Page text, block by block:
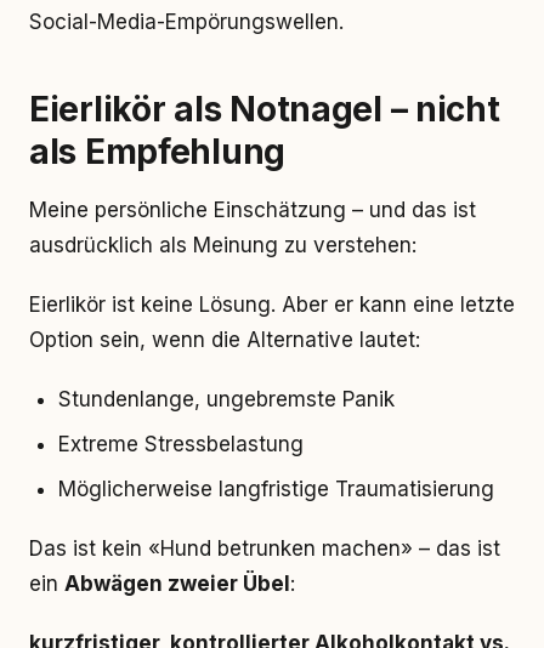
Social-Media-Empörungswellen.
Eierlikör als Notnagel – nicht
als Empfehlung
Meine persönliche Einschätzung – und das ist
ausdrücklich als Meinung zu verstehen:
Eierlikör ist keine Lösung. Aber er kann eine letzte
Option sein, wenn die Alternative lautet:
Stundenlange, ungebremste Panik
Extreme Stressbelastung
Möglicherweise langfristige Traumatisierung
Das ist kein «Hund betrunken machen» – das ist
ein Abwägen zweier Übel :
kurzfristiger, kontrollierter Alkoholkontakt vs.